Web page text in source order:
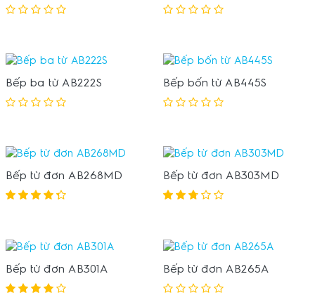
Bếp ba từ AB222S Bếp bốn từ AB445S
Bếp từ đơn AB268MD Bếp từ đơn AB303MD
Bếp từ đơn AB301A Bếp từ đơn AB265A